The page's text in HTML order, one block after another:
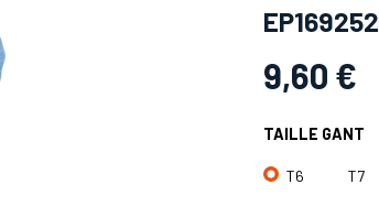
EP169252
9,60 €
TAILLE GANT
T6 T7